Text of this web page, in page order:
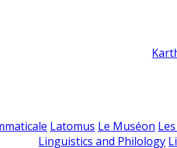
Latomus Le Muséon
Linguistics and Philology